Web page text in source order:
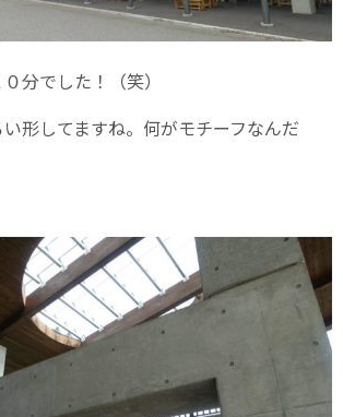
分でした！（笑）
形してますね。何がモチーフなんだ